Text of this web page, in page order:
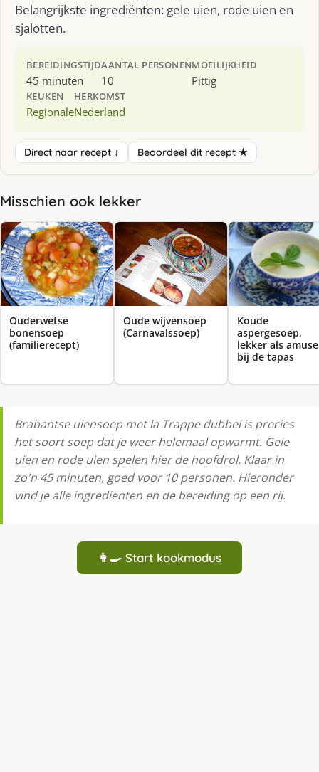
Belangrijkste ingrediënten: gele uien, rode uien en
sjalotten.
BEREIDINGSTIJD
45 minuten
AANTAL PERSONEN
10
MOEILIJKHEID
Pittig
KEUKEN
Regionale
HERKOMST
Nederland
Direct naar recept ↓ Beoordeel dit recept ★
Misschien ook lekker
Ouderwetse
bonensoep
(familierecept)
Oude wijvensoep
(Carnavalssoep)
Koude
aspergesoep,
lekker als
bij de tapas
Brabantse uiensoep met la Trappe dubbel is precies
het soort soep dat je weer helemaal opwarmt. Gele
uien en rode uien spelen hier de hoofdrol. Klaar in
zo'n 45 minuten, goed voor 10 personen. Hieronder
vind je alle ingrediënten en de bereiding op een rij.
👩‍🍳 Start kookmodus